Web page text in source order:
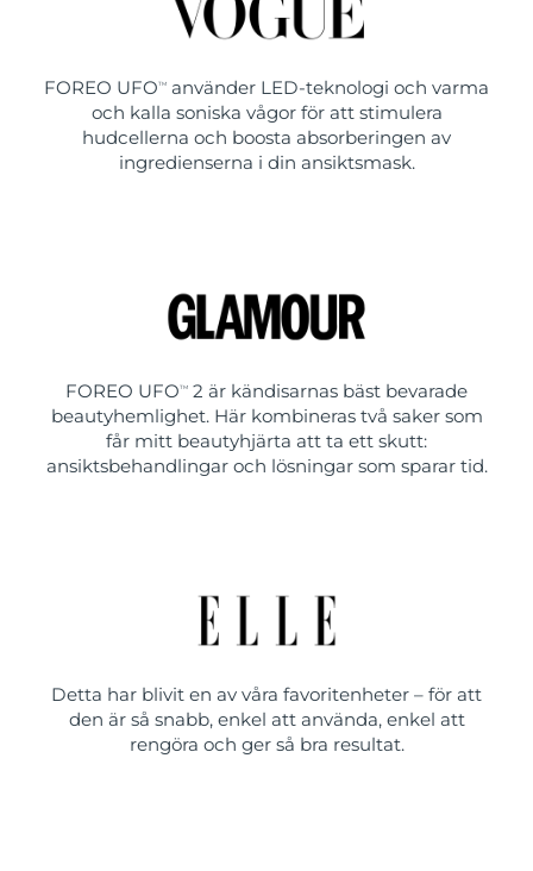
FOREO UFO TM
använder LED-teknologi och varma
och kalla soniska vågor för att stimulera
hudcellerna och boosta absorberingen av
ingredienserna i din ansiktsmask.
FOREO UFO TM
2 är kändisarnas bäst bevarade
beautyhemlighet. Här kombineras två saker som
får mitt beautyhjärta att ta ett skutt:
ansiktsbehandlingar och lösningar som sparar tid.
Detta har blivit en av våra favoritenheter – för att
den är så snabb, enkel att använda, enkel att
rengöra och ger så bra resultat.